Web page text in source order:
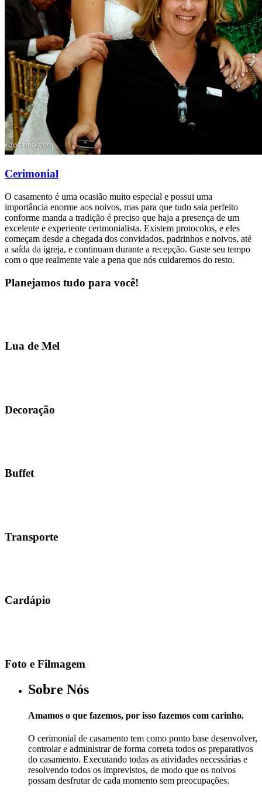
Cerimonial
O casamento é uma ocasião muito especial e possui uma
importância enorme aos noivos, mas para que tudo saia perfeito
conforme manda a tradição é preciso que haja a presença de um
excelente e experiente cerimonialista. Existem protocolos, e eles
começam desde a chegada dos convidados, padrinhos e noivos, até
a saída da igreja, e continuam durante a recepção. Gaste seu tempo
com o que realmente vale a pena que nós cuidaremos do resto.
Planejamos tudo para você!
Lua de Mel
Decoração
Buffet
Transporte
Cardápio
Foto e Filmagem
Sobre Nós
Amamos o que fazemos, por isso fazemos com carinho.
O cerimonial de casamento tem como ponto base desenvolver,
controlar e administrar de forma correta todos os preparativos
do casamento. Executando todas as atividades necessárias e
resolvendo todos os imprevistos, de modo que os noivos
possam desfrutar de cada momento sem preocupações.